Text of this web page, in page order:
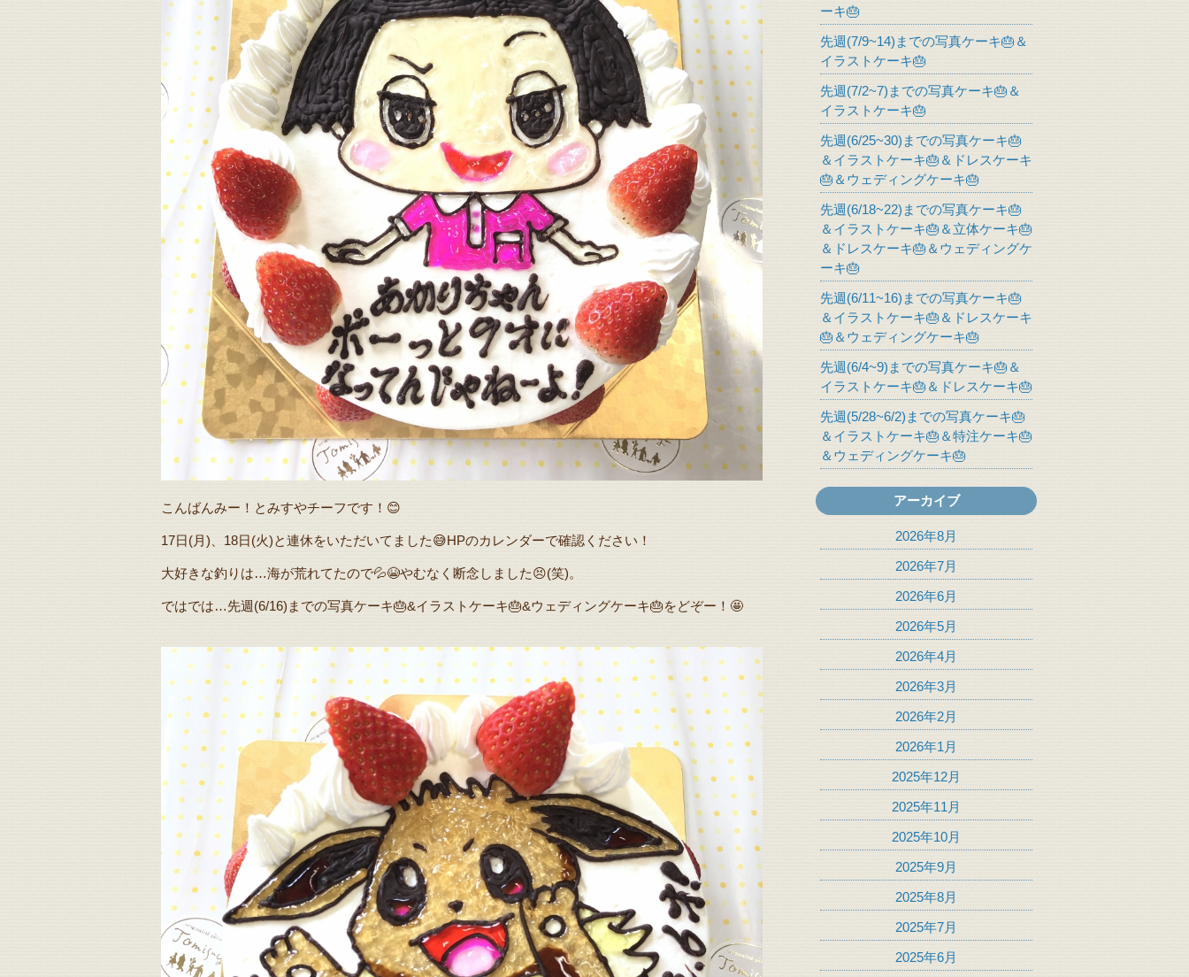
こんばんみー！とみすやチーフです！😊
17日(月)、18日(火)と連休をいただいてました😅HPのカレンダーで確認ください！
大好きな釣りは…海が荒れてたので💦😭やむなく断念しました😣(笑)。
ではでは…先週(6/16)までの写真ケーキ🎂&イラストケーキ🎂&ウェディングケーキ🎂をどぞー！🤩
ーキ🎂
先週(7/9~14)までの写真ケーキ🎂＆
イラストケーキ🎂
先週(7/2~7)までの写真ケーキ🎂＆
イラストケーキ🎂
先週(6/25~30)までの写真ケーキ🎂
＆イラストケーキ🎂＆ドレスケーキ
🎂＆ウェディングケーキ🎂
先週(6/18~22)までの写真ケーキ🎂
＆イラストケーキ🎂＆立体ケーキ🎂
＆ドレスケーキ🎂＆ウェディングケ
ーキ🎂
先週(6/11~16)までの写真ケーキ🎂
＆イラストケーキ🎂＆ドレスケーキ
🎂＆ウェディングケーキ🎂
先週(6/4~9)までの写真ケーキ🎂＆
イラストケーキ🎂＆ドレスケーキ🎂
先週(5/28~6/2)までの写真ケーキ🎂
＆イラストケーキ🎂＆特注ケーキ🎂
＆ウェディングケーキ🎂
アーカイブ
2026年8月
2026年7月
2026年6月
2026年5月
2026年4月
2026年3月
2026年2月
2026年1月
2025年12月
2025年11月
2025年10月
2025年9月
2025年8月
2025年7月
2025年6月